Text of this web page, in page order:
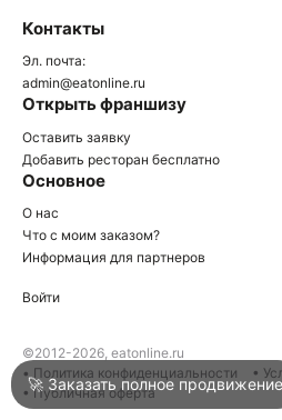
Войти
Написать в техподдержку
Контакты
Эл. почта:
admin@eatonline.ru
Открыть франшизу
Оставить заявку
Добавить ресторан бесплатно
Основное
О нас
Что с моим заказом?
Информация для партнеров
Войти
©2012-2026, eatonline.ru
• Политика конфиденциальности
•
• Публичная оферта
🚀 Заказать полное продвижение